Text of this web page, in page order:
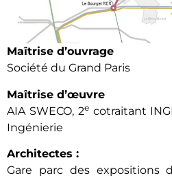
Maîtrise d’ouvrage
Société du Grand Paris
Maîtrise d’œuvre
AIA SWECO, 2ecotraitant
Ingénierie
Architectes :
Gare parc des expositions